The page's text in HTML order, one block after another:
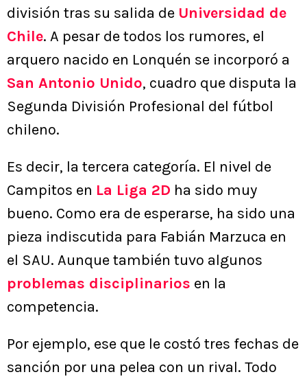
división tras su salida de Universidad de
Chile. A pesar de todos los rumores, el
arquero nacido en Lonquén se incorporó a
San Antonio Unido, cuadro que disputa la
Segunda División Profesional del fútbol
chileno.
Es decir, la tercera categoría. El nivel de
Campitos en La Liga 2D ha sido muy
bueno. Como era de esperarse, ha sido una
pieza indiscutida para Fabián Marzuca en
el SAU. Aunque también tuvo algunos
problemas disciplinarios en la
competencia.
Por ejemplo, ese que le costó tres fechas de
sanción por una pelea con un rival. Todo